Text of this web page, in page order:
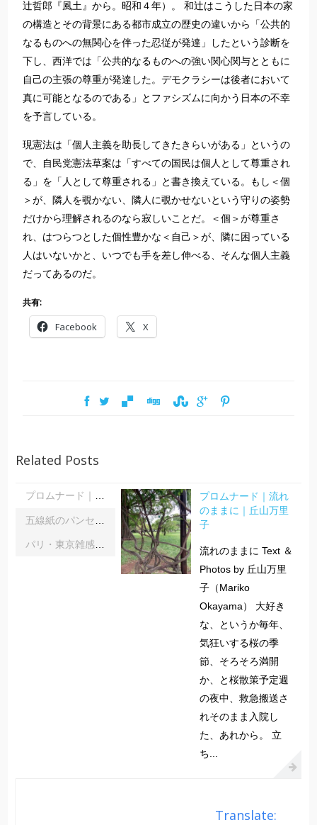
辻哲郎『風土』から。昭和４年）。 和辻はこうした日本の家
の構造とその背景にある都市成立の歴史の違いから「公共的
なるものへの無関心を伴った忍従が発達」したという診断を
下し、西洋では「公共的なるものへの強い関心関与とともに
自己の主張の尊重が発達した。デモクラシーは後者において
真に可能となるのである」とファシズムに向かう日本の不幸
を予言している。
現憲法は「個人主義を助長してきたきらいがある」というの
で、自民党憲法草案は「すべての国民は個人として尊重され
る」を「人として尊重される」と書き換えている。もし＜個
＞が、隣人を覗かない、隣人に覗かせないという守りの姿勢
だけから理解されるのなら寂しいことだ。＜個＞が尊重さ
れ、はつらつとした個性豊かな＜自己＞が、隣に困っている
人はいないかと、いつでも手を差し伸べる、そんな個人主義
だってあるのだ。
共有:
Facebook X
Related Posts
プロムナード｜流れのままに｜丘山万里子
プロムナード｜流れ
のままに｜丘山万里
子
流れのままに Text ＆
Photos by 丘山万里
子（Mariko
Okayama） 大好き
な、というか毎年、
気狂いする桜の季
節、そろそろ満開
か、と桜散策予定週
の夜中、救急搬送さ
れそのまま入院し
た、あれから。 立
ち...
Translate: